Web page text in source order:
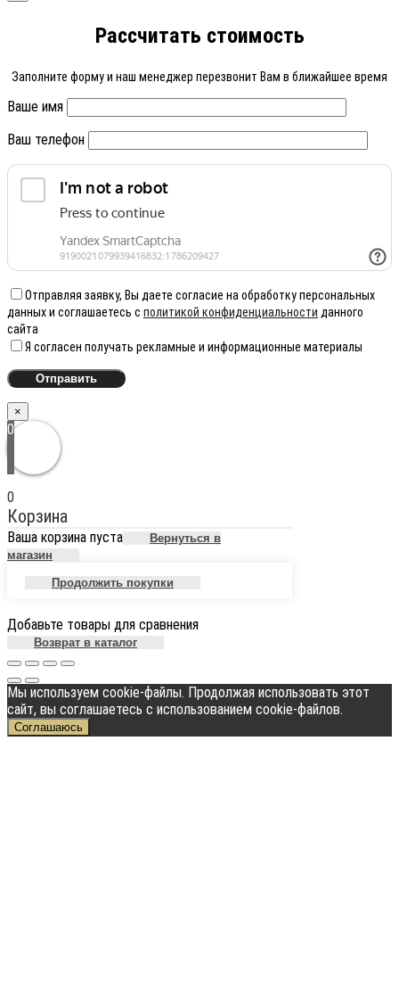
Рассчитать стоимость
Заполните форму и наш менеджер перезвонит Вам в ближайшее время
Ваше имя
Ваш телефон
Отправляя заявку, Вы даете согласие на обработку персональных
данных и соглашаетесь с политикой конфиденциальности данного
сайта
Я согласен получать рекламные и информационные материалы
×
0
0
Корзина
Ваша корзина пуста
Вернуться в
магазин
Продолжить покупки
Добавьте товары для сравнения
Возврат в каталог
Мы используем cookie-файлы. Продолжая использовать этот
сайт, вы соглашаетесь с использованием cookie-файлов.
Соглашаюсь